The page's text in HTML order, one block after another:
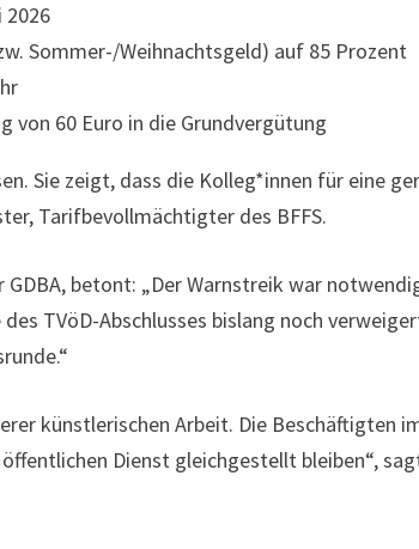
2026
Sommer-/Weihnachtsgeld) auf 85 Prozent
von 60 Euro in die Grundvergütung
Sie zeigt, dass die Kolleg*innen für eine
Tarifbevollmächtigter des BFFS.
betont: „Der Warnstreik war
TVöD-Abschlusses bislang noch
künstlerischen Arbeit. Die Beschäftigten
Dienst gleichgestellt bleiben“,